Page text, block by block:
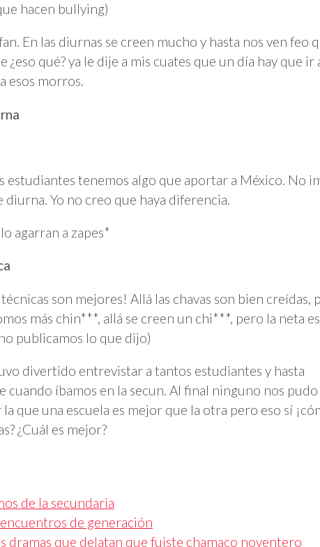
hacen bullying)
En las diurnas se creen mucho y hasta nos ven feo
qué? ya le dije a mis cuates que un día hay que ir
esos morros.
estudiantes tenemos algo que aportar a México. No
diurna. Yo no creo que haya diferencia.
agarran a zapes*
técnicas son mejores! Allá las chavas son bien creídas,
más chin***, allá se creen un chi***, pero la neta
publicamos lo que dijo)
divertido entrevistar a tantos estudiantes y hasta
cuando íbamos en la secun. Al final ninguno nos
que una escuela es mejor que la otra pero eso sí
¿Cuál es mejor?
de la secundaria
de generación
dramas que delatan que fuiste chamaco noventero